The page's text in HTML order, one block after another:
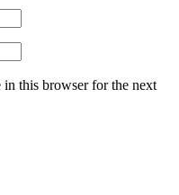
in this browser for the next